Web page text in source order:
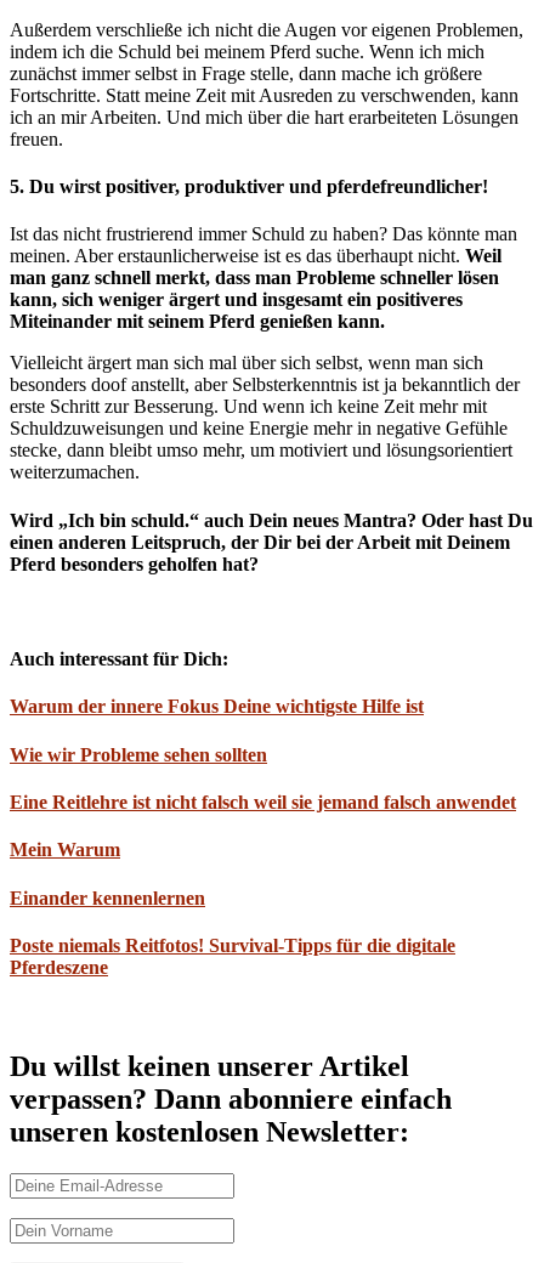
Außerdem verschließe ich nicht die Augen vor eigenen Problemen,
indem ich die Schuld bei meinem Pferd suche. Wenn ich mich
zunächst immer selbst in Frage stelle, dann mache ich größere
Fortschritte. Statt meine Zeit mit Ausreden zu verschwenden, kann
ich an mir Arbeiten. Und mich über die hart erarbeiteten Lösungen
freuen.
5. Du wirst positiver, produktiver und pferdefreundlicher!
Ist das nicht frustrierend immer Schuld zu haben? Das könnte man
meinen. Aber erstaunlicherweise ist es das überhaupt nicht. Weil
man ganz schnell merkt, dass man Probleme schneller lösen
kann, sich weniger ärgert und insgesamt ein positiveres
Miteinander mit seinem Pferd genießen kann.
Vielleicht ärgert man sich mal über sich selbst, wenn man sich
besonders doof anstellt, aber Selbsterkenntnis ist ja bekanntlich der
erste Schritt zur Besserung. Und wenn ich keine Zeit mehr mit
Schuldzuweisungen und keine Energie mehr in negative Gefühle
stecke, dann bleibt umso mehr, um motiviert und lösungsorientiert
weiterzumachen.
Wird „Ich bin schuld.“ auch Dein neues Mantra? Oder hast Du
einen anderen Leitspruch, der Dir bei der Arbeit mit Deinem
Pferd besonders geholfen hat?
Auch interessant für Dich:
Warum der innere Fokus Deine wichtigste Hilfe ist
Wie wir Probleme sehen sollten
Eine Reitlehre ist nicht falsch weil sie jemand falsch anwendet
Mein Warum
Einander kennenlernen
Poste niemals Reitfotos! Survival-Tipps für die digitale
Pferdeszene
Du willst keinen unserer Artikel
verpassen? Dann abonniere einfach
unseren kostenlosen Newsletter: